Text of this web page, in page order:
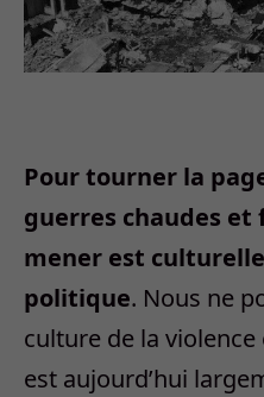
Pour tourner la
guerres chaudes
mener est
politique. Nous ne
culture de la violence
est aujourd’hui